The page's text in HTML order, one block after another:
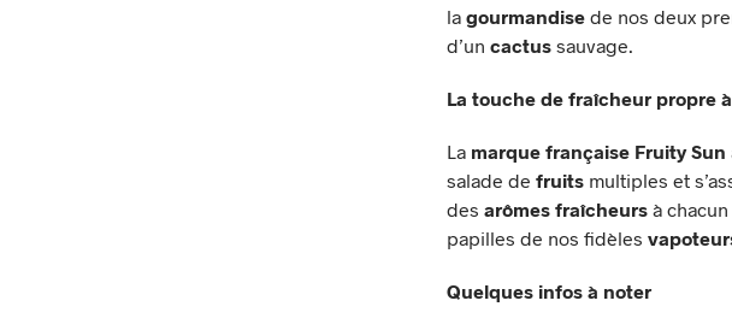
la gourmandise de nos deux
d’un cactus sauvage.
La touche de fraîcheur propre
La marque française Fruity Sun
salade de fruits multiples et
des arômes fraîcheurs à
papilles de nos fidèles
Quelques infos à noter